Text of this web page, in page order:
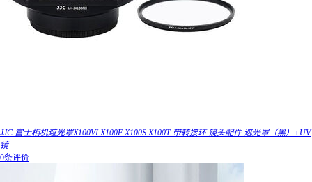
JJC 富士相机遮光罩X100VI X100F X100S X100T 带转接环 镜头配件 遮光罩（黑）+UV
镜
0条评价